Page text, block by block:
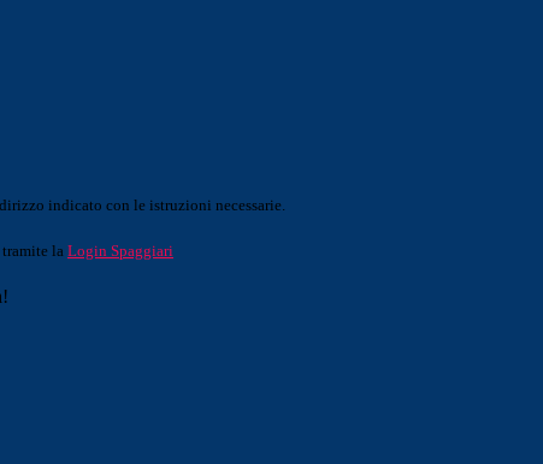
indicato con le istruzioni necessarie.
tramite la Login Spaggiari